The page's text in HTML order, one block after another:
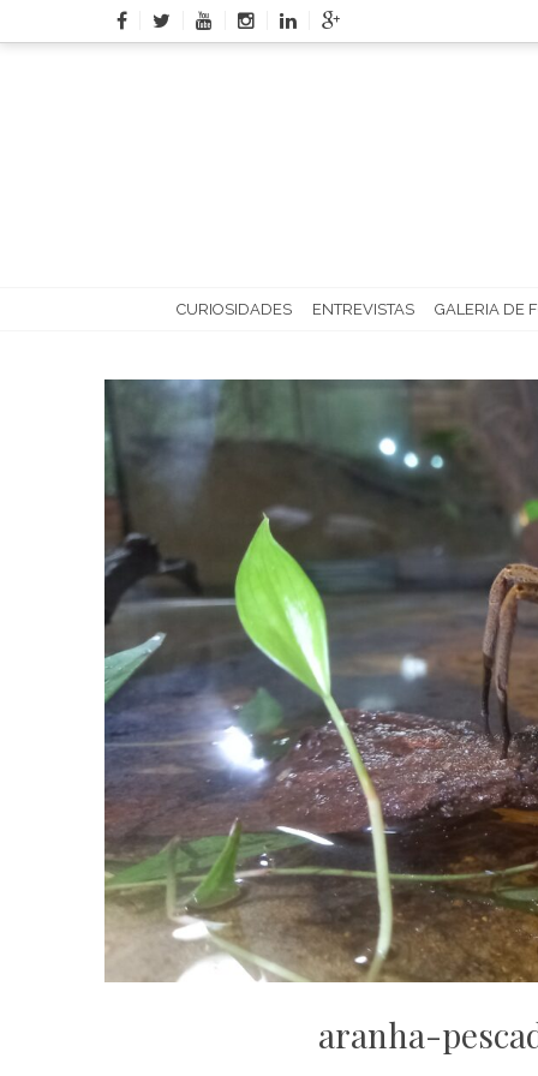
to
CURIOSIDADES ENTREVISTAS GALERIA DE
aranha-